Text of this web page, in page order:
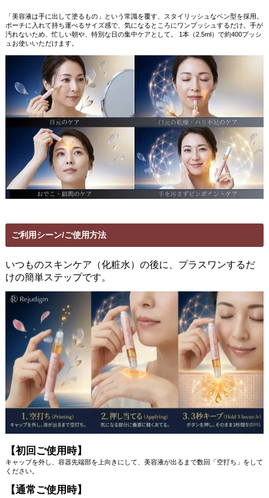
「美容液は手に出して塗るもの」という常識を覆す、スタイリッシュなペン型を採用。
ポーチに入れて持ち運べるサイズ感で、気になるところにワンプッシュするだけ。手が
汚れないため、忙しい朝や、特別な日の集中ケアとして。
1本（2.5ml）で約400プッシ
ュお使いいただけます。
ご利用シーン/ご使用方法
いつものスキンケア（化粧水）の後に、プラスワンするだ
けの簡単ステップです。
【初回ご使用時】
キャップを外し、容器先端部を上向きにして、美容液が出るまで数回「空打ち」をして
ください。
【通常ご使用時】